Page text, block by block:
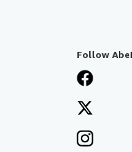
Follow